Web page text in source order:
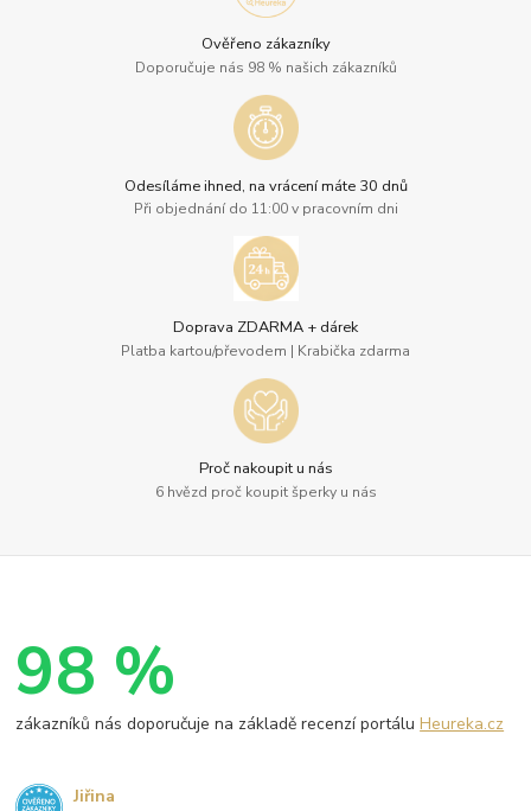
Ověřeno zákazníky
Doporučuje nás 98 % našich zákazníků
Odesíláme ihned, na vrácení máte 30 dnů
Při objednání do 11:00 v pracovním dni
Doprava ZDARMA + dárek
Platba kartou/převodem | Krabička zdarma
Proč nakoupit u nás
6 hvězd proč koupit šperky u nás
98 %
zákazníků nás doporučuje na základě recenzí portáluHeureka.cz
Jiřina